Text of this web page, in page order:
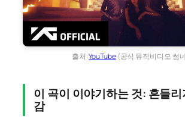
출처:YouTube(공식 뮤직비디오 썸
이 곡이 이야기하는 것: 흔들
감